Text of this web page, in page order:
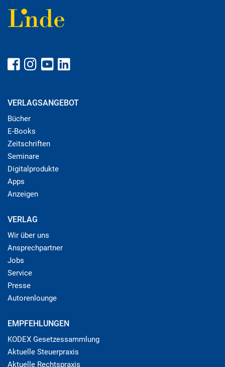
VERLAGSANGEBOT
Bücher
E-Books
Zeitschriften
Seminare
Digitalprodukte
Apps
Anzeigen
VERLAG
Wir über uns
Ansprechpartner
Jobs
Service
Presse
Autorenlounge
EMPFEHLUNGEN
KODEX Gesetzessammlung
Aktuelle Steuerpraxis
Aktuelle Rechtspraxis